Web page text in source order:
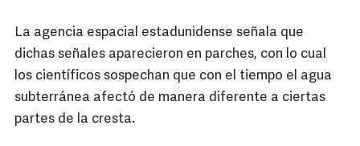
La agencia espacial estadunidense señala que
dichas señales aparecieron en parches, con lo cual
los científicos sospechan que con el tiempo el agua
subterránea afectó de manera diferente a ciertas
partes de la cresta.